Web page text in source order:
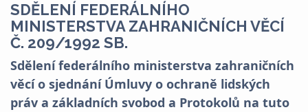
SDĚLENÍ FEDERÁLNÍHO
MINISTERSTVA ZAHRANIČNÍCH VĚCÍ
Č. 209/1992 SB.
Sdělení federálního ministerstva zahraničních
věcí o sjednání Úmluvy o ochraně lidských
práv a základních svobod a Protokolů na tuto